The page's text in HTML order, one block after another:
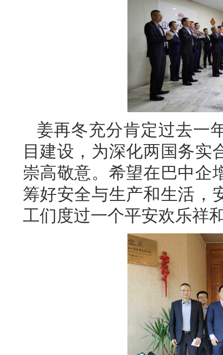
姜再冬充分肯定过去一
目建设，为深化两国务实
崇高敬意。希望在巴中企
筹好安全与生产和生活，
工们度过一个平安欢乐祥